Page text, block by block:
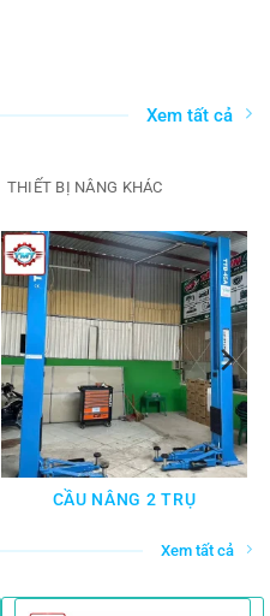
Xem tất cả
THIẾT BỊ NÂNG KHÁC
CẦU NÂNG 2 TRỤ
Xem tất cả